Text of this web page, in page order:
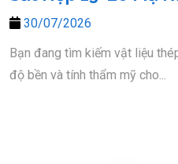
30/07/2026
Bạn đang tìm kiếm vật liệu
độ bền và tính thẩm mỹ cho...